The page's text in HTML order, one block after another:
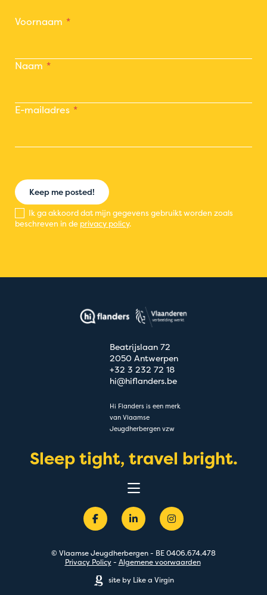
Voornaam
Naam
E-mailadres
Keep me posted!
Ik ga akkoord dat mijn gegevens gebruikt worden zoals
beschreven in de privacy policy.
Beatrijslaan 72
2050 Antwerpen
+32 3 232 72 18
hi@hiflanders.be
Hi Flanders is een merk
van Vlaamse
Jeugdherbergen vzw
Sleep tight, travel bright.
Bestemmingen
Groepen
Premium
Over
Blog
FAQ
© Vlaamse Jeugdherbergen - BE 0406.674.478
Privacy Policy- Algemene voorwaarden
site by Like a Virgin